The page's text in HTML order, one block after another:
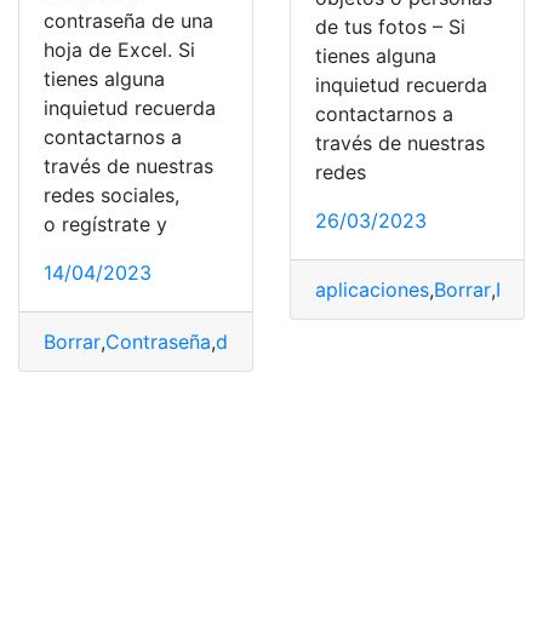
contraseña de una
hoja de Excel. Si
tienes alguna
inquietud recuerda
contactarnos a
través de nuestras
redes sociales,
o regístrate y
14/04/2023
Borrar,Contraseña,documento
de tus fotos – Si
tienes alguna
inquietud recuerda
contactarnos a
través de nuestras
redes
26/03/2023
aplicaciones,Borrar,